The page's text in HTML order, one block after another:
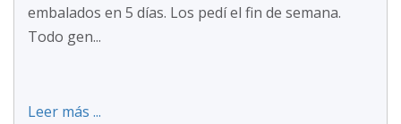
embalados en 5 días. Los pedí el fin de semana.
Todo gen...
Leer más ...